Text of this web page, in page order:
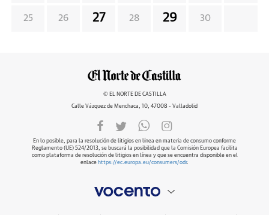
25 26 27 28 29 30
© EL NORTE DE CASTILLA
Calle Vázquez de Menchaca, 10, 47008 - Valladolid
En lo posible, para la resolución de litigios en línea en materia de consumo conforme
Reglamento (UE) 524/2013, se buscará la posibilidad que la Comisión Europea facilita
como plataforma de resolución de litigios en línea y que se encuentra disponible en el
enlace https://ec.europa.eu/consumers/odr.